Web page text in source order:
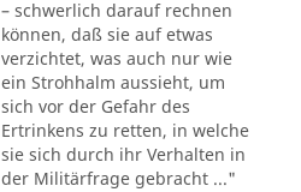
– schwerlich darauf rechnen
können, daß sie auf etwas
verzichtet, was auch nur wie
ein Strohhalm aussieht, um
sich vor der Gefahr des
Ertrinkens zu retten, in welche
sie sich durch ihr Verhalten in
der Militärfrage gebracht ..."